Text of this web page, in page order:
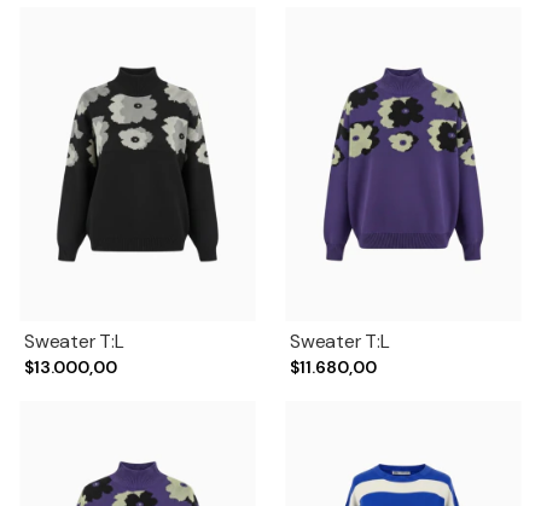
Sweater T:L
$13.000,00
Sweater T:L
$11.680,00